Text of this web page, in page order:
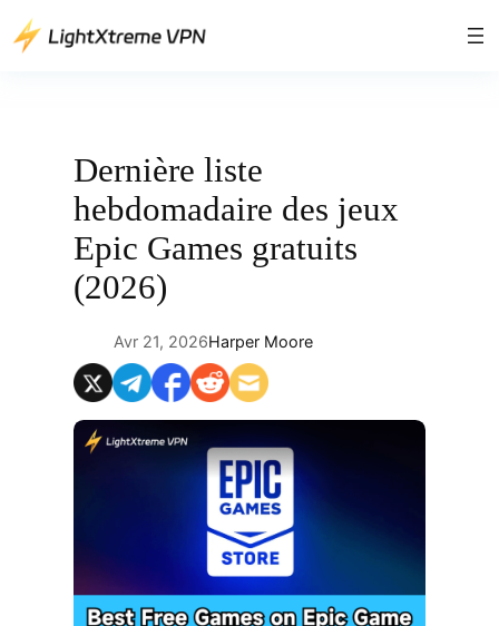
Aller
au
Dernière liste
hebdomadaire des jeux
Epic Games gratuits
(2026)
Avr 21, 2026Harper Moore